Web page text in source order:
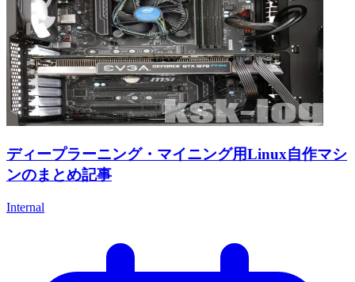
ディープラーニング・マイニング用Linux自作マシ
ンのまとめ記事
Internal